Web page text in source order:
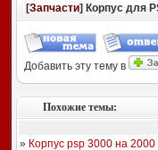
[Запчасти] Корпус для
Добавить эту тему в
Похожие темы:
» Корпус psp 3000 на 2000